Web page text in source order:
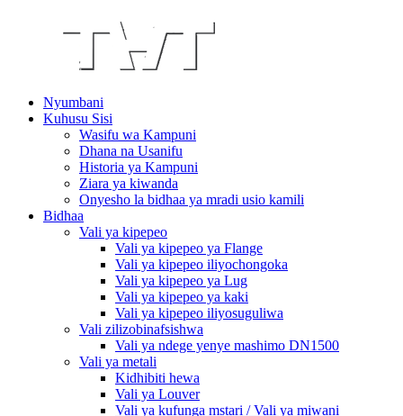
Nyumbani
Kuhusu Sisi
Wasifu wa Kampuni
Dhana na Usanifu
Historia ya Kampuni
Ziara ya kiwanda
Onyesho la bidhaa ya mradi usio kamili
Bidhaa
Vali ya kipepeo
Vali ya kipepeo ya Flange
Vali ya kipepeo iliyochongoka
Vali ya kipepeo ya Lug
Vali ya kipepeo ya kaki
Vali ya kipepeo iliyosuguliwa
Vali zilizobinafsishwa
Vali ya ndege yenye mashimo DN1500
Vali ya metali
Kidhibiti hewa
Vali ya Louver
Vali ya kufunga mstari / Vali ya miwani